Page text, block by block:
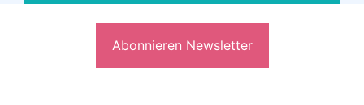
Abonnieren Newsletter